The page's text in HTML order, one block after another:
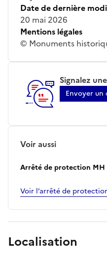
Date de dernière
20 mai 2026
Mentions légales
© Monuments
Signalez
Envoyer un
Voir aussi
Arrêté de protection MH
Voir l’arrêté de
Localisation